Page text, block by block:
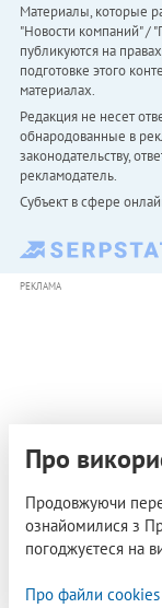
Материалы, которые
"Новости компаний" /
публикуются на
подготовке этого
материалах.
Редакция не несет
обнародованные в
законодательству,
рекламодатель.
Субъект в сфере
РЕКЛАМА
Про
Продовжуючи
ознайомилися з
погоджуєтеся на
Про файли cookies